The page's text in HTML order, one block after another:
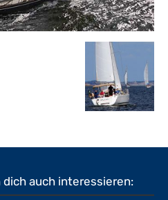
auch interessieren: